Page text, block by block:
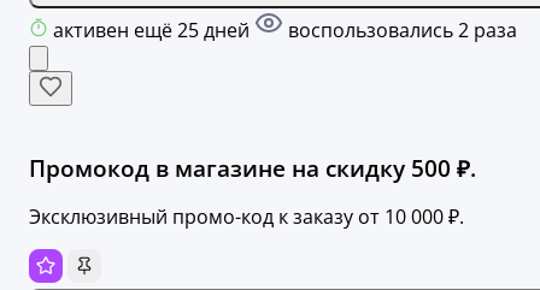
активен ещё 25 дней воспользовались 2 раза
Промокод в магазине на скидку 500 ₽.
Эксклюзивный промо-код к заказу от 10 000 ₽.